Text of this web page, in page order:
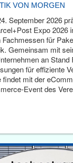
VON MORGEN
September 2026
Expo 2026
Fachmessen für
Gemeinsam mit
an
für effiziente
findet mit der
Event des